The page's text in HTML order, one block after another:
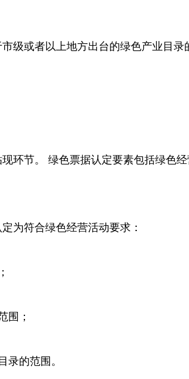
级或者以上地方出台的绿色产业目录
环节。 绿色票据认定要素包括绿色
为符合绿色经营活动要求：
围；
的范围。